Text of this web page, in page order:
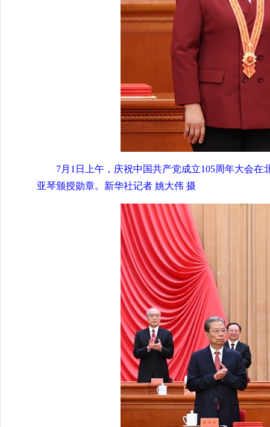
7月1日上午，庆祝中国共产党成立105周年大会
亚琴颁授勋章。新华社记者 姚大伟 摄